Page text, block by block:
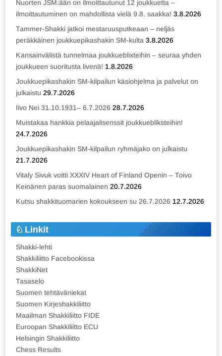
Nuorten JSM:ään on ilmoittautunut 12 joukkuetta –
ilmoittautuminen on mahdollista vielä 9.8. saakka! 3.8.2026
Tammer-Shakki jatkoi mestaruusputkeaan – neljäs
peräkkäinen joukkuepikashakin SM-kulta 3.8.2026
Kansainvälistä tunnelmaa joukkueblixteihin – seuraa yhden
joukkueen suoritusta livenä! 1.8.2026
Joukkuepikashakin SM-kilpailun käsiohjelma ja palvelut on
julkaistu 29.7.2026
Iivo Nei 31.10.1931– 6.7.2026 28.7.2026
Muistakaa hankkia pelaajalisenssit joukkuebliksteihin!
24.7.2026
Joukkuepikashakin SM-kilpailun ryhmäjako on julkaistu
21.7.2026
Vitaly Sivuk voitti XXXIV Heart of Finland Openin – Toivo
Keinänen paras suomalainen 20.7.2026
Kutsu shakkituomarien kokoukseen su 26.7.2026 12.7.2026
Linkit
Shakki-lehti
Shakkiliitto Facebookissa
ShakkiNet
Tasaselo
Suomen tehtäväniekat
Suomen Kirjeshakkiliitto
Maailman Shakkiliitto FIDE
Euroopan Shakkiliitto ECU
Helsingin Shakkiliitto
Chess Results